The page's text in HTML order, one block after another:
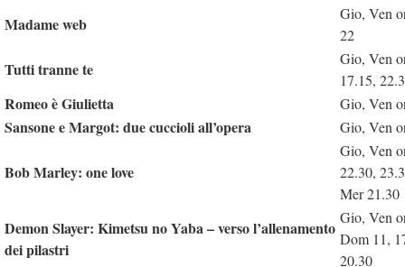
Madame web
Gio, Ven
22
Tutti tranne te
Gio, Ven
17.15,
Romeo è Giulietta Gio, Ven
Sansone e Margot: due cuccioli all’opera Gio, Ven
Bob Marley: one love
Gio, Ven
22.30,
Mer 21.30
Demon Slayer: Kimetsu no Yaba – verso l’allenamento
dei pilastri
Gio, Ven
Dom 11,
20.30